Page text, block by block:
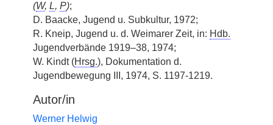
(W, L, P);
D. Baacke, Jugend u. Subkultur, 1972;
R. Kneip, Jugend u. d. Weimarer Zeit, in: Hdb.
Jugendverbände 1919–38, 1974;
W. Kindt (Hrsg.), Dokumentation d.
Jugendbewegung III, 1974, S. 1197-1219.
Autor/in
Werner Helwig